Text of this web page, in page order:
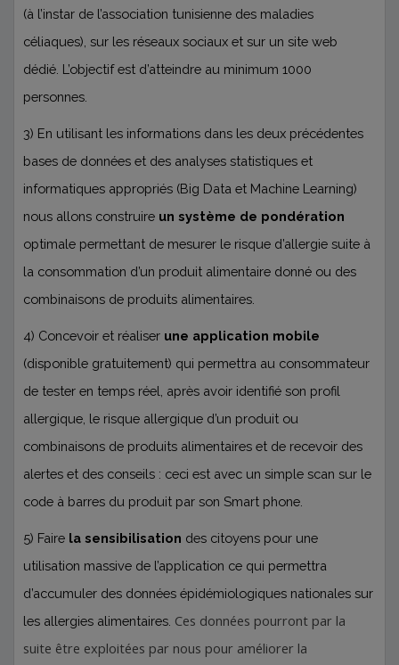
(à l’instar de l’association tunisienne des maladies
céliaques), sur les réseaux sociaux et sur un site web
dédié. L’objectif est d’atteindre au minimum 1000
personnes.
3) En utilisant les informations dans les deux précédentes
bases de données et des analyses statistiques et
informatiques appropriés (Big Data et Machine Learning)
nous allons construire un système de pondération
optimale permettant de mesurer le risque d’allergie suite à
la consommation d’un produit alimentaire donné ou des
combinaisons de produits alimentaires.
4) Concevoir et réaliser une application mobile
(disponible gratuitement) qui permettra au consommateur
de tester en temps réel, après avoir identifié son profil
allergique, le risque allergique d’un produit ou
combinaisons de produits alimentaires et de recevoir des
alertes et des conseils : ceci est avec un simple scan sur le
code à barres du produit par son Smart phone.
5) Faire la sensibilisation des citoyens pour une
utilisation massive de l’application ce qui permettra
d’accumuler des données épidémiologiques nationales sur
les allergies alimentaires. Ces données pourront par la
suite être exploitées par nous pour améliorer la